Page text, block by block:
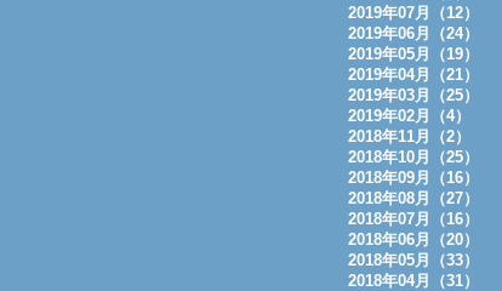
2019年07月（12）
2019年06月（24）
2019年05月（19）
2019年04月（21）
2019年03月（25）
2019年02月（4）
2018年11月（2）
2018年10月（25）
2018年09月（16）
2018年08月（27）
2018年07月（16）
2018年06月（20）
2018年05月（33）
2018年04月（31）